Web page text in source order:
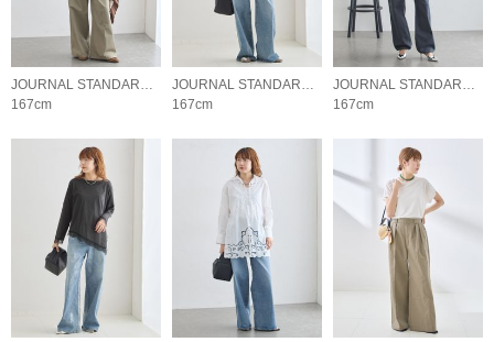
JOURNAL STANDARD L'ESSAGE
167cm
JOURNAL STANDARD L'ESSAGE
167cm
JOURNAL STANDARD L'ESSAGE
167cm